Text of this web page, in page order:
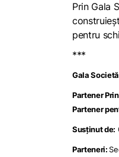
Prin Gala
pentru
***
Gala
Partener
Partener
Susținut de:
Parteneri: